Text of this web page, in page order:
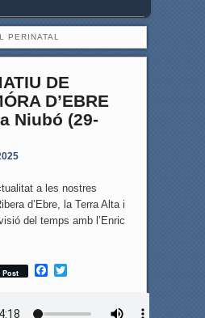
PERINATAL
DE
D’EBRE
Niubó (29-
a les nostres
d’Ebre, la Terra Alta i
del temps amb l’Enric
Post
F
T